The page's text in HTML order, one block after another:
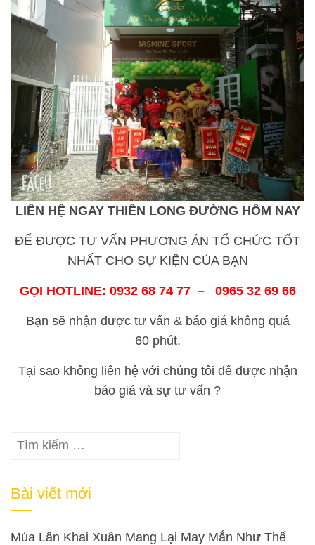
LIÊN HỆ NGAY THIÊN LONG ĐƯỜNG HÔM NAY
ĐỂ ĐƯỢC TƯ VẤN PHƯƠNG ÁN TỔ CHỨC TỐT
NHẤT CHO SỰ KIỆN CỦA BẠN
GỌI HOTLINE: 0932 68 74 77 – 0965 32 69 66
Bạn sẽ nhận được tư vấn & báo giá không quá
60 phút.
Tại sao không liên hệ với chúng tôi để được nhận
báo giá và sự tư vấn ?
Tìm
Bài viết mới
Múa Lân Khai Xuân Mang Lại May Mắn Như Thế